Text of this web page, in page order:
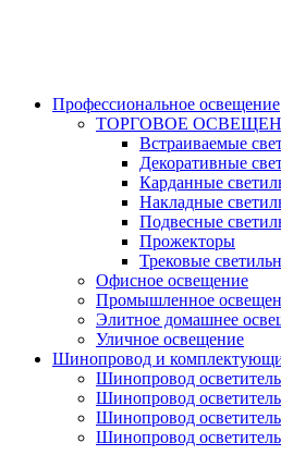
Профессиональное освещение
ТОРГОВОЕ
Встраиваемые
Декоративные
Карданные
Накладные
Подвесные
Прожекторы
Трековые
Офисное освещение
Промышленное
Элитное домашнее
Уличное освещение
Шинопровод и
Шинопровод
Шинопровод
Шинопровод
Шинопровод